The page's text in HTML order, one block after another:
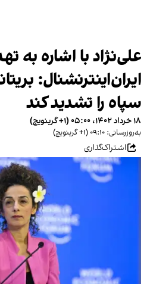
علی‌نژاد با اشاره به
ایران‌اینترنشنال:
سپاه را تشدید کند
۱۸ خرداد ۱۴۰۲، ۰۵:۰۰ (‎+۱ گرینویچ)
به‌روزرسانی: ۰۹:۱۰ (‎+۱ گرینویچ)
اشتراک‌گذاری